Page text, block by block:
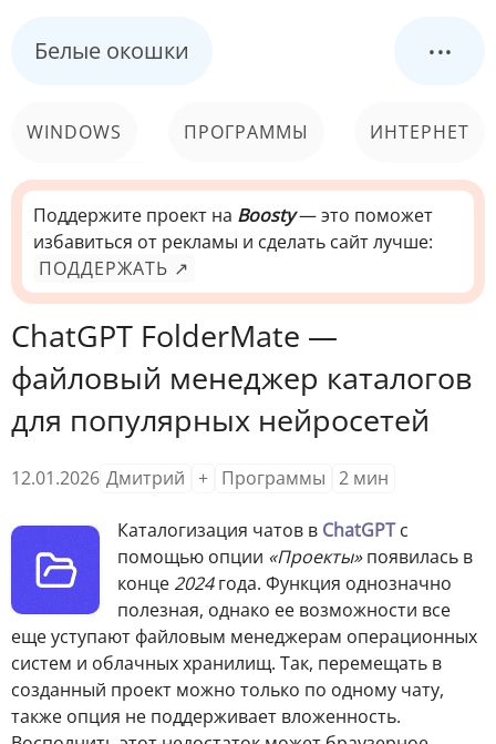
Белые окошки ...
WINDOWS ПРОГРАММЫ ИНТЕРНЕТ
КОМПЬЮТЕР
СИСТЕМА
Поддержите проект на Boosty— это поможет
избавиться от рекламы и сделать сайт лучше:
ПОДДЕРЖАТЬ ↗
ChatGPT FolderMate —
файловый менеджер каталогов
для популярных нейросетей
12.01.2026 Дмитрий + Программы 2 мин
Каталогизация чатов в ChatGPTс
помощью опции «Проекты»появилась в
конце 2024года. Функция однозначно
полезная, однако ее возможности все
еще уступают файловым менеджерам операционных
систем и облачных хранилищ. Так, перемещать в
созданный проект можно только по одному чату,
также опция не поддерживает вложенность.